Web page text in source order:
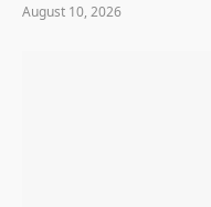
August 10, 2026